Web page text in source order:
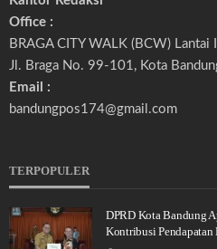
Office :
BRAGA CITY WALK (BCW) Lantai
Jl. Braga No. 99-101, Kota
Email :
bandungpos174@gmail.com
TERPOPULER
DPRD Kota Bandung
Kontribusi Pendapatan